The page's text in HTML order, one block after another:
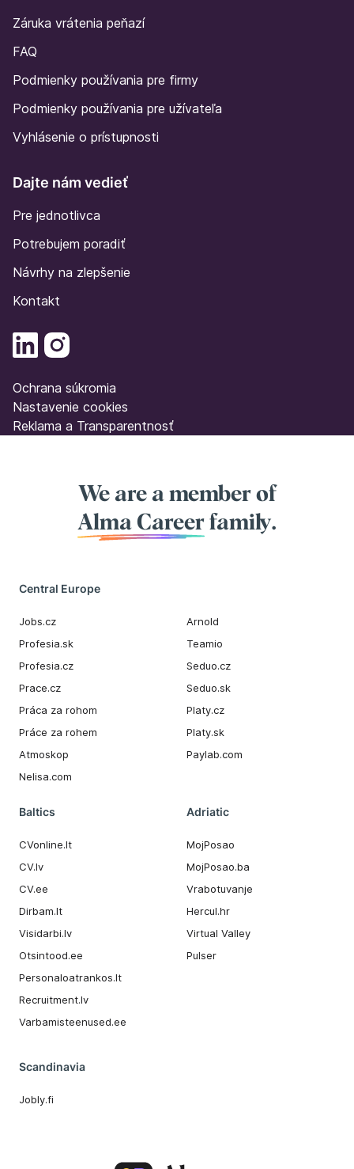
Záruka vrátenia peňazí
FAQ
Podmienky používania pre firmy
Podmienky používania pre užívateľa
Vyhlásenie o prístupnosti
Dajte nám vedieť
Pre jednotlivca
Potrebujem poradiť
Návrhy na zlepšenie
Kontakt
Ochrana súkromia
Nastavenie cookies
Reklama a Transparentnosť
We are a member of
Alma Career family.
Central Europe
Jobs.cz
Profesia.sk
Profesia.cz
Prace.cz
Práca za rohom
Práce za rohem
Atmoskop
Nelisa.com
Arnold
Teamio
Seduo.cz
Seduo.sk
Platy.cz
Platy.sk
Paylab.com
Baltics
CVonline.lt
CV.lv
CV.ee
Dirbam.It
Visidarbi.lv
Otsintood.ee
Personaloatrankos.lt
Recruitment.lv
Varbamisteenused.ee
Adriatic
MojPosao
MojPosao.ba
Vrabotuvanje
Hercul.hr
Virtual Valley
Pulser
Scandinavia
Jobly.fi